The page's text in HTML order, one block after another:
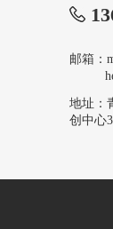
邮箱：
地址：
创中心